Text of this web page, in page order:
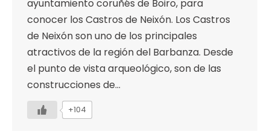
ayuntamiento coruñés de Boiro, para
conocer los Castros de Neixón. Los Castros
de Neixón son uno de los principales
atractivos de la región del Barbanza. Desde
el punto de vista arqueológico, son de las
construcciones de…
+104